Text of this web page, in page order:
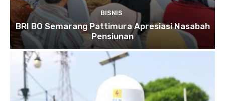
BISNIS
BRI BO Semarang Pattimura Apresiasi Nasabah
Pensiunan